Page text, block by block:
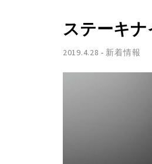
ステーキ
2019.4.28 - 新着情報